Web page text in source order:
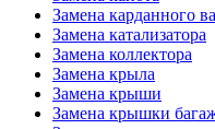
Замена карданного
Замена катализатора
Замена коллектора
Замена крыла
Замена крыши
Замена крышки